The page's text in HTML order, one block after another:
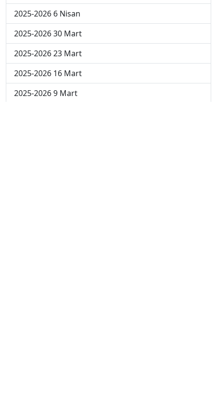
2025-2026 6 Nisan
2025-2026 30 Mart
2025-2026 23 Mart
2025-2026 16 Mart
2025-2026 9 Mart